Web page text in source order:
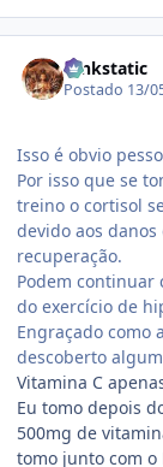
funkstatic
Postado 13/
Isso é obvio
Por isso que se
treino o cortisol
devido aos
recuperação.
Podem continuar
do exercício de
Engraçado como
descoberto
Vitamina C
Eu tomo depois
500mg de
tomo junto com o